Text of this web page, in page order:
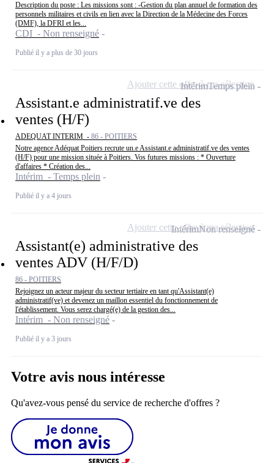
Description du poste : Les missions sont : -Gestion du plan annuel de formation des
personnels militaires et civils en lien avec la Direction de la Médecine des Forces
(DMF), la DFRI et les...
CDI - Non renseigné
Publié il y a plus de 30 jours
Assistant.e administratif.ve des
ventes (H/F)
ADEQUAT INTERIM - 86 - POITIERS
Notre agence Adéquat Poitiers recrute un.e Assistant.e administratif.ve des ventes
(H/F) pour une mission située à Poitiers. Vos futures missions : * Ouverture
d'affaires * Création des...
Intérim - Temps plein
Publié il y a 4 jours
IntérimTemps plein
Ajouter cette offre à ma sélection
Assistant(e) administrative des
ventes ADV (H/F/D)
86 - POITIERS
Rejoignez un acteur majeur du secteur tertiaire en tant qu'Assistant(e)
administratif(ve) et devenez un maillon essentiel du fonctionnement de
l'établissement. Vous serez chargé(e) de la gestion des...
Intérim - Non renseigné
Publié il y a 3 jours
IntérimNon renseigné
Ajouter cette offre à ma sélection
Votre avis nous intéresse
Qu'avez-vous pensé du service de recherche d'offres ?